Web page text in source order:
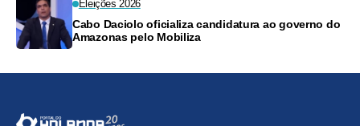
Eleições 2026
Cabo Daciolo oficializa candidatura ao governo do
Amazonas pelo Mobiliza